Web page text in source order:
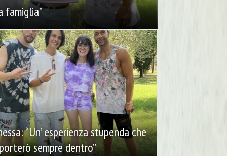
famiglia”
“Un’ esperienza stupenda che
sempre dentro”